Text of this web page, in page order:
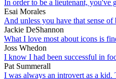
In order to be a lieutenant,
Esai Morales
And unless you have that sense
Jackie DeShannon
What I love most about icons is
Joss Whedon
I know I had been successful in
Pat Summerall
I was always an introvert as a kid.